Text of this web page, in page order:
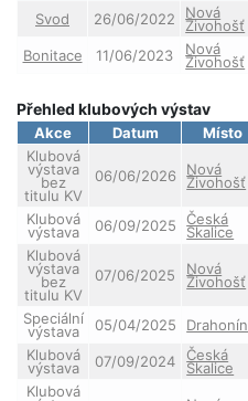
Svod
26/06/2022 Nová
Živohošť
Bonitace 11/06/2023 Nová
Živohošť
Přehled klubových výstav
Akce Datum Místo
Klubová
výstava
bez
titulu KV
06/06/2026 Nová
Živohošť
Klubová
výstava 06/09/2025 Česká
Skalice
Klubová
výstava
bez
titulu KV
07/06/2025 Nová
Živohošť
Speciální
výstava 05/04/2025 Drahonín
Klubová
výstava 07/09/2024 Česká
Skalice
Klubová